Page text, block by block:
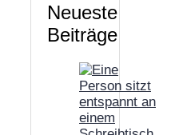
Neueste
Beiträge